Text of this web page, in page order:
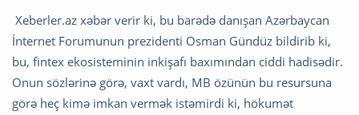
Xeberler.az xəbər verir ki, bu barədə danışan Azərbaycan
İnternet Forumunun prezidenti Osman Gündüz bildirib ki,
bu, fintex ekosisteminin inkişafı baxımından ciddi hadisədir.
Onun sözlərinə görə, vaxt vardı, MB özünün bu resursuna
görə heç kimə imkan vermək istəmirdi ki, hökumət